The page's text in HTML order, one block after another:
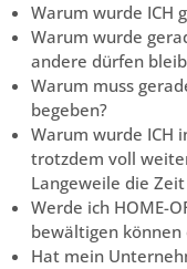
Warum wurde ICH
Warum wurde
andere dürfen
Warum muss
begeben?
Warum wurde ICH
trotzdem voll
Langeweile die
Werde ich HOME-
bewältigen
Hat mein